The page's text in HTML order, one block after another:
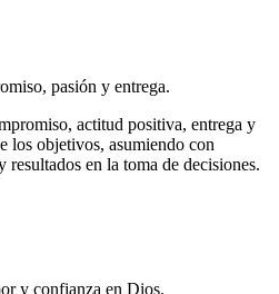
pasión y entrega.
actitud positiva, entrega y
los objetivos, asumiendo con
resultados en la toma de decisiones.
y confianza en Dios.